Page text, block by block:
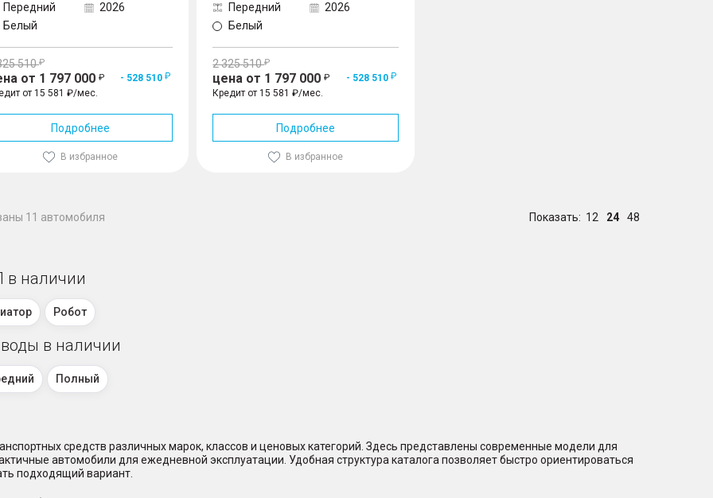
Передний
2026
Белый
510
от 1 797 000
- 528 510
от 15 581 ₽/мес.
Подробнее
В избранное
Передний
2026
Белый
2 325 510
цена от 1 797 000
- 528 510
Кредит от 15 581 ₽/мес.
Подробнее
В избранное
11 автомобиля Показать: 12 24 48
в наличии
Робот
в наличии
Полный
средств различных марок, классов и ценовых категорий. Здесь представлены современные модели для
автомобили для ежедневной эксплуатации. Удобная структура каталога позволяет быстро ориентироваться
подходящий вариант.